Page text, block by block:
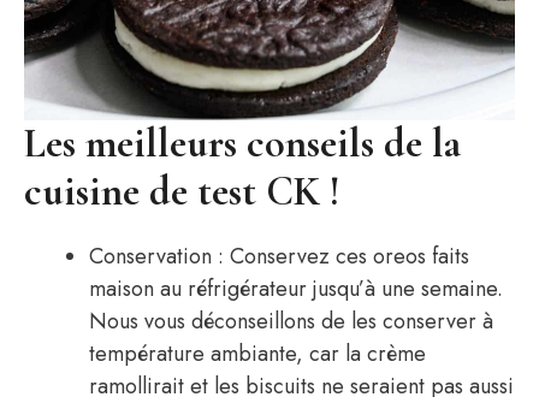
Les meilleurs conseils de la
cuisine de test CK !
Conservation : Conservez ces oreos faits
maison au réfrigérateur jusqu’à une semaine.
Nous vous déconseillons de les conserver à
température ambiante, car la crème
ramollirait et les biscuits ne seraient pas aussi